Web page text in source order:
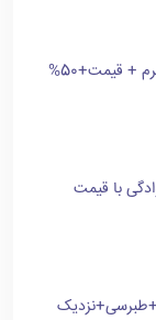
لیست بهترین هتل های پنج ستاره مشهد نزدیک حرم + قیمت+50%
با قیمت